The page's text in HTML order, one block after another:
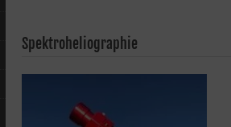
Spektroheliographie